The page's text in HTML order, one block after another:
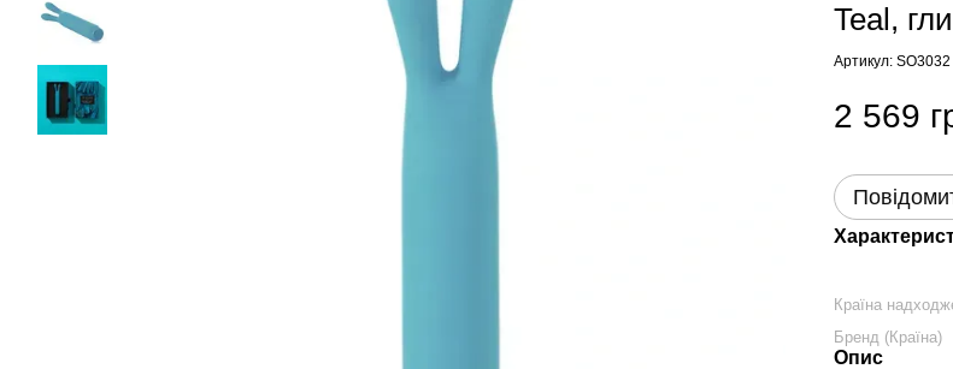
Teal,
Артикул: SO3032
2 569
Країна
Бренд (Країна)
Опис